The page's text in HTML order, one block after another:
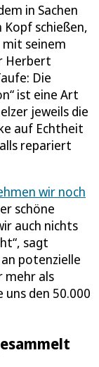
in Sachen
Kopf schießen,
mit seinem
Herbert
Die
ist eine Art
jeweils die
auf Echtheit
repariert
wir noch
schöne
auch nichts
sagt
potenzielle
mehr als
den 50.000